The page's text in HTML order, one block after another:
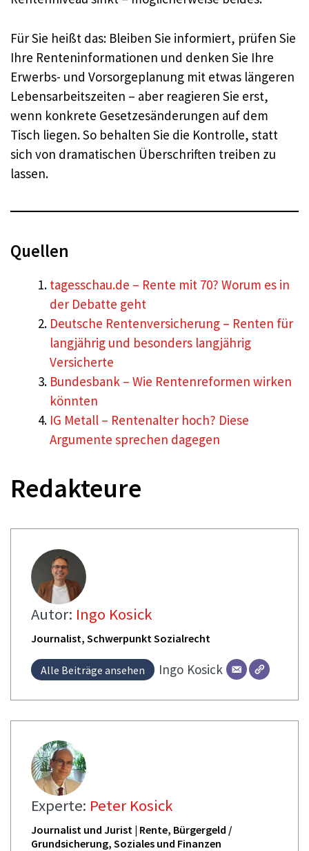
Für Sie heißt das: Bleiben Sie informiert, prüfen Sie
Ihre Renteninformationen und denken Sie Ihre
Erwerbs- und Vorsorgeplanung mit etwas längeren
Lebensarbeitszeiten – aber reagieren Sie erst,
wenn konkrete Gesetzesänderungen auf dem
Tisch liegen. So behalten Sie die Kontrolle, statt
sich von dramatischen Überschriften treiben zu
lassen.
Quellen
tagesschau.de – Rente mit 70? Worum es in
der Debatte geht
Deutsche Rentenversicherung – Renten für
langjährig und besonders langjährig
Versicherte
Bundesbank – Wie Rentenreformen wirken
könnten
IG Metall – Rentenalter hoch? Diese
Argumente sprechen dagegen
Redakteure
Autor: Ingo Kosick
Journalist, Schwerpunkt Sozialrecht
Alle Beiträge ansehen Ingo Kosick
Experte: Peter Kosick
Journalist und Jurist | Rente, Bürgergeld /
Grundsicherung, Soziales und Finanzen